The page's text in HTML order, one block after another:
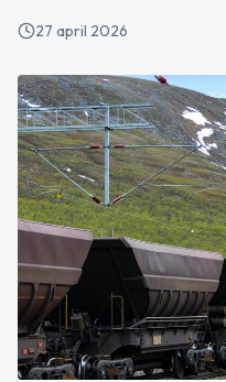
27 april 2026